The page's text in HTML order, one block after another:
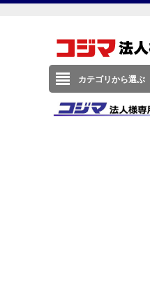
カテゴリから選ぶ